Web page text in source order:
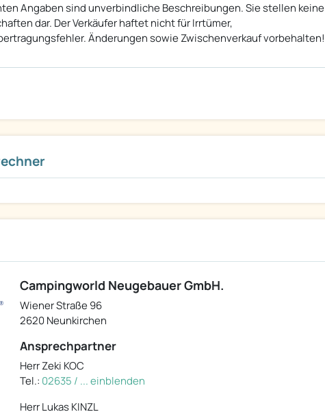
Angaben sind unverbindliche Beschreibungen. Sie stellen keine
dar. Der Verkäufer haftet nicht für Irrtümer,
Änderungen sowie Zwischenverkauf vorbehalten!
Campingworld Neugebauer GmbH.
Wiener Straße 96
2620 Neunkirchen
Ansprechpartner
Herr Zeki KOC
Tel.: 02635 / ... einblenden
Herr Lukas KINZL